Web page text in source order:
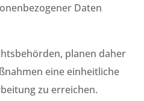
Daten
planen daher
eine einheitliche
zu erreichen.